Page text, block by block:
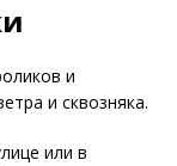
и
и сквозняка.
или в